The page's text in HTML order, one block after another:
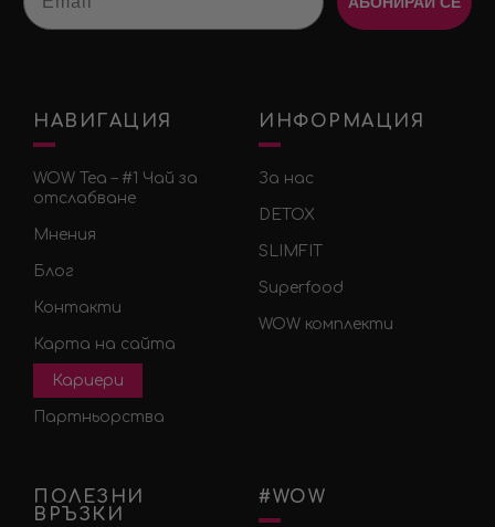
НАВИГАЦИЯ
WOW Tea – #1 Чай за
отслабване
Мнения
Блог
Контакти
Карта на сайта
Кариери
Партньорства
ИНФОРМАЦИЯ
За нас
DETOX
SLIMFIT
Superfood
WOW комплекти
ПОЛЕЗНИ
ВРЪЗКИ
#WOW